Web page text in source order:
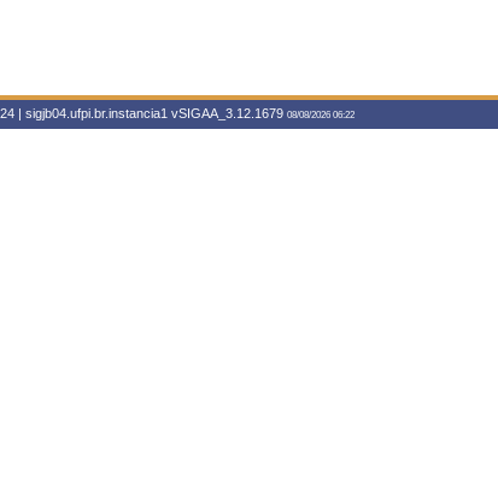
| sigjb04.ufpi.br.instancia1 vSIGAA_3.12.1679 08/08/2026 06:22